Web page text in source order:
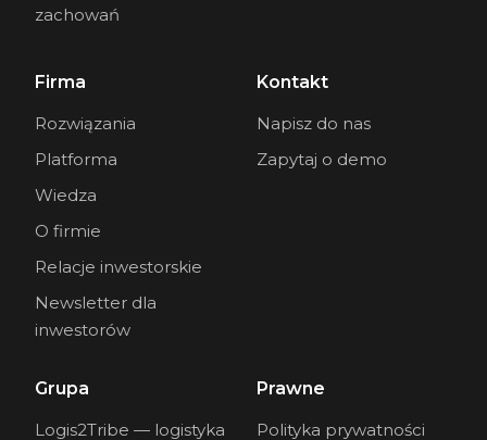
zachowań
Firma
Rozwiązania
Platforma
Wiedza
O firmie
Relacje inwestorskie
Newsletter dla
inwestorów
Kontakt
Napisz do nas
Zapytaj o demo
Grupa
Logis2Tribe — logistyka
Prawne
Polityka prywatności